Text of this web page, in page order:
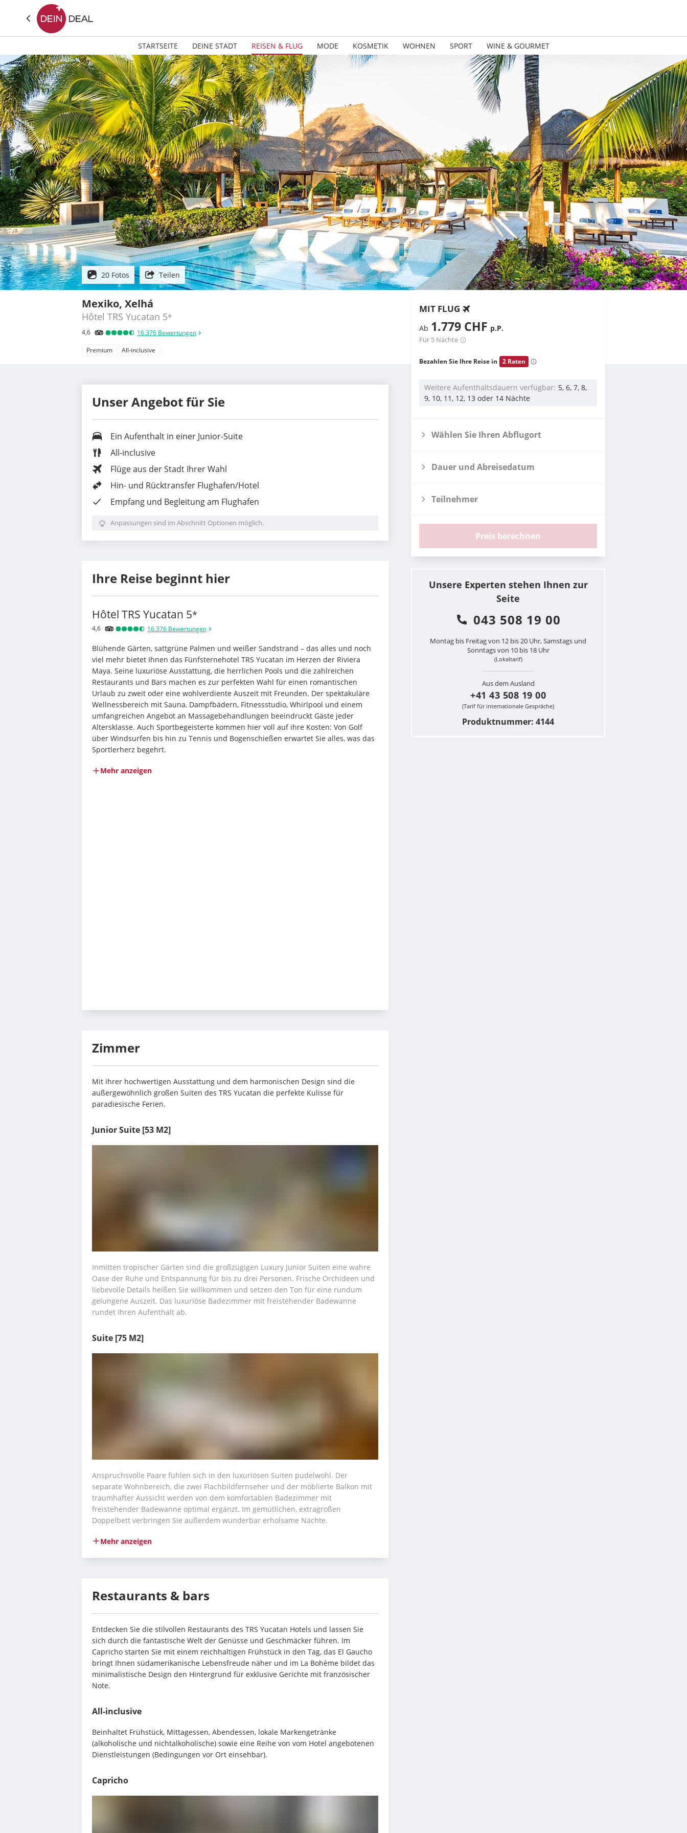
STARTSEITE DEINE STADT REISEN & FLUG MODE KOSMETIK WOHNEN SPORT WINE & GOURMET
20 Fotos Teilen
Mexiko, Xelhá
Hôtel TRS Yucatan 5*
4,6 16.376 Bewertungen
Premium All-inclusive
MIT FLUG
Ab 1.779 CHF p.P.
Für 5 Nächte
Bezahlen Sie Ihre Reise in 2 Raten
Weitere Aufenthaltsdauern verfügbar 5, 6, 7, 8,
9, 10, 11, 12, 13 oder 14 Nächte
Wählen Sie Ihren Abflugort
Dauer und Abreisedatum
Teilnehmer
Preis berechnen
Unsere Experten stehen Ihnen zur
Seite
043 508 19 00
Montag bis Freitag von 12 bis 20 Uhr, Samstags und
Sonntags von 10 bis 18 Uhr
(Lokaltarif)
Aus dem Ausland
+41 43 508 19 00
(Tarif für internationale Gespräche)
Produktnummer: 4144
Unser Angebot für Sie
Ein Aufenthalt in einer Junior-Suite
All-inclusive
Flüge aus der Stadt Ihrer Wahl
Hin- und Rücktransfer Flughafen/Hotel
Empfang und Begleitung am Flughafen
Anpassungen sind im Abschnitt Optionen möglich.
Ihre Reise beginnt hier
Hôtel TRS Yucatan 5*
4,6 16.376 Bewertungen
Blühende Gärten, sattgrüne Palmen und weißer Sandstrand – das alles und noch
viel mehr bietet Ihnen das Fünfsternehotel TRS Yucatan im Herzen der Riviera
Maya. Seine luxuriöse Ausstattung, die herrlichen Pools und die zahlreichen
Restaurants und Bars machen es zur perfekten Wahl für einen romantischen
Urlaub zu zweit oder eine wohlverdiente Auszeit mit Freunden. Der spektakuläre
Wellnessbereich mit Sauna, Dampfbädern, Fitnessstudio, Whirlpool und einem
umfangreichen Angebot an Massagebehandlungen beeindruckt Gäste jeder
Altersklasse. Auch Sportbegeisterte kommen hier voll auf ihre Kosten: Von Golf
über Windsurfen bis hin zu Tennis und Bogenschießen erwartet Sie alles, was das
Sportlerherz begehrt.
Mehr anzeigen
Zimmer
Mit ihrer hochwertigen Ausstattung und dem harmonischen Design sind die
außergewöhnlich großen Suiten des TRS Yucatan die perfekte Kulisse für
paradiesische Ferien.
Junior Suite [53 M2]
Inmitten tropischer Gärten sind die großzügigen Luxury Junior Suiten eine wahre
Oase der Ruhe und Entspannung für bis zu drei Personen. Frische Orchideen und
liebevolle Details heißen Sie willkommen und setzen den Ton für eine rundum
gelungene Auszeit. Das luxuriöse Badezimmer mit freistehender Badewanne
rundet Ihren Aufenthalt ab.
Suite [75 M2]
Anspruchsvolle Paare fühlen sich in den luxuriösen Suiten pudelwohl. Der
separate Wohnbereich, die zwei Flachbildfernseher und der möblierte Balkon mit
traumhafter Aussicht werden von dem komfortablen Badezimmer mit
freistehender Badewanne optimal ergänzt. Im gemütlichen, extragroßen
Doppelbett verbringen Sie außerdem wunderbar erholsame Nächte.
Mehr anzeigen
Restaurants & bars
Entdecken Sie die stilvollen Restaurants des TRS Yucatan Hotels und lassen Sie
sich durch die fantastische Welt der Genüsse und Geschmäcker führen. Im
Capricho starten Sie mit einem reichhaltigen Frühstück in den Tag, das El Gaucho
bringt Ihnen südamerikanische Lebensfreude näher und im La Bohème bildet das
minimalistische Design den Hintergrund für exklusive Gerichte mit französischer
Note.
All-inclusive
Beinhaltet Frühstück, Mittagessen, Abendessen, lokale Markengetränke
(alkoholische und nichtalkoholische) sowie eine Reihe von vom Hotel angebotenen
Dienstleistungen (Bedingungen vor Ort einsehbar).
Capricho